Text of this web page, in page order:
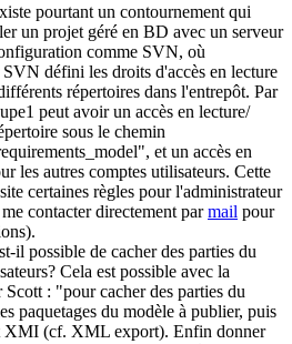
pourtant un contournement qui
un projet géré en BD avec un serveur
comme SVN, où
défini les droits d'accès en lecture
répertoires dans l'entrepôt. Par
peut avoir un accès en lecture/
sous le chemin
et un accès en
les autres comptes utilisateurs. Cette
certaines règles pour l'administrateur
contacter directement parmail pour
il possible de cacher des parties du
Cela est possible avec la
Scott : "pour cacher des parties du
paquetages du modèle à publier, puis
XMI (cf. XML export). Enfin donner